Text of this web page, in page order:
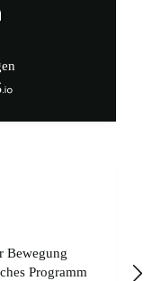
Bewegung
Programm